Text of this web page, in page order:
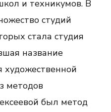
и техникумов. В
студий
стала студия
название
методов
был метод